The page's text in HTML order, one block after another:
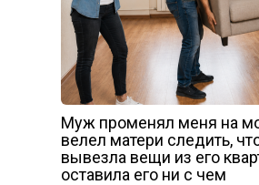
Муж променял меня на
велел матери следить,
вывезла вещи из его
оставила его ни с чем